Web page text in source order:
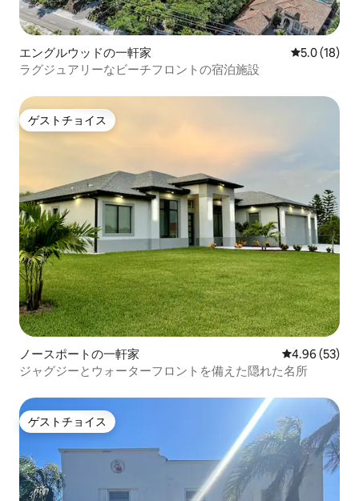
エングルウッドの一軒家 レビュー18
5.0 (18)
ラグジュアリーなビーチフロントの宿泊施設
ゲストチョイス
ゲストチョイス
ノースポートの一軒家 レビュー53
4.96 (53)
ジャグジーとウォーターフロントを備えた隠れた名所
ゲストチョイス
ゲストチョイス